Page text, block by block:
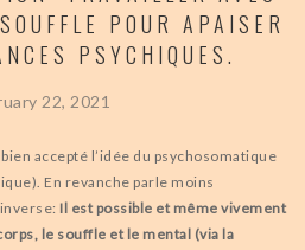
YOGA & STRESS
DES YEUX
VIDEOS
POUR APAISER
PSYCHIQUES.
22, 2021
accepté l’idée du psychosomatique
En revanche parle moins
Il est possible et même vivement
le souffle et le mental (via la